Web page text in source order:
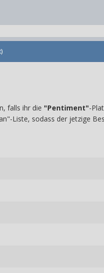
falls ihr die "Pentiment"-
Liste, sodass der jetzige